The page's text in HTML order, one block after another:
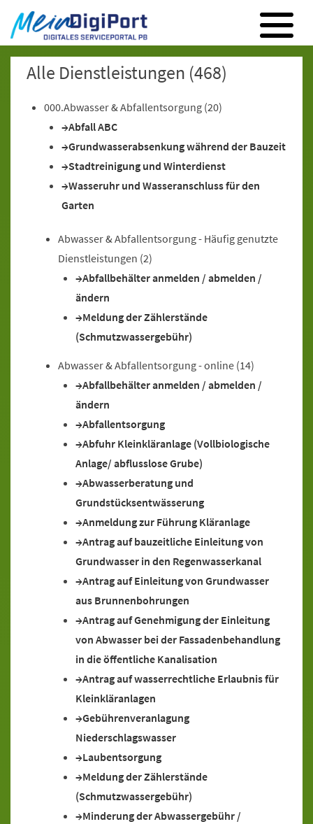
Digitales Serviceportal Paderborn
Zur Hauptnavigation
Zum Inhalt
Zum Footer
Alle Dienstleistungen (468)
000.Abwasser & Abfallentsorgung (20)
Abfall ABC
Grundwasserabsenkung während der Bauzeit
Stadtreinigung und Winterdienst
Wasseruhr und Wasseranschluss für den
Garten
Abwasser & Abfallentsorgung - Häufig genutzte
Dienstleistungen (2)
Abfallbehälter anmelden / abmelden /
ändern
Meldung der Zählerstände
(Schmutzwassergebühr)
Abwasser & Abfallentsorgung - online (14)
Abfallbehälter anmelden / abmelden /
ändern
Abfallentsorgung
Abfuhr Kleinkläranlage (Vollbiologische
Anlage/ abflusslose Grube)
Abwasserberatung und
Grundstücksentwässerung
Anmeldung zur Führung Kläranlage
Antrag auf bauzeitliche Einleitung von
Grundwasser in den Regenwasserkanal
Antrag auf Einleitung von Grundwasser
aus Brunnenbohrungen
Antrag auf Genehmigung der Einleitung
von Abwasser bei der Fassadenbehandlung
in die öffentliche Kanalisation
Antrag auf wasserrechtliche Erlaubnis für
Kleinkläranlagen
Gebührenveranlagung
Niederschlagswasser
Laubentsorgung
Meldung der Zählerstände
(Schmutzwassergebühr)
Minderung der Abwassergebühr /